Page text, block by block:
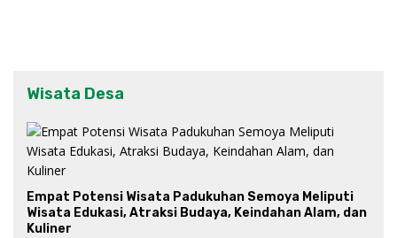
Wisata Desa
Empat Potensi Wisata Padukuhan Semoya Meliputi
Wisata Edukasi, Atraksi Budaya, Keindahan Alam, dan
Kuliner